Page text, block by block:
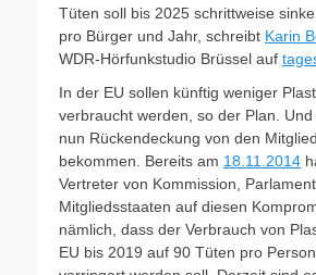
Tüten soll bis 2025 schrittweise
pro Bürger und Jahr, schreibt Karin
WDR-Hörfunkstudio Brüssel auf
In der EU sollen künftig weniger
verbraucht werden, so der Plan.
nun Rückendeckung von den
bekommen. Bereits am 18.11.2014
Vertreter von Kommission,
Mitgliedsstaaten auf diesen
nämlich, dass der Verbrauch von
EU bis 2019 auf 90 Tüten pro